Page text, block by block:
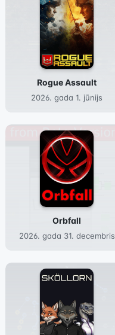
Rogue Assault
2026. gada 1. jūnijs
Orbfall
2026. gada 31. decembris